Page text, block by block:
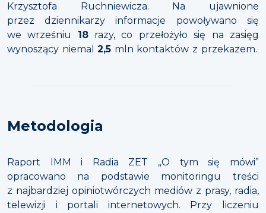
Krzysztofa Ruchniewicza. Na ujawnione
przez dziennikarzy informacje powoływano się
we wrześniu 18razy, co przełożyło się na zasięg
wynoszący niemal2,5 mln kontaktów z przekazem.
Metodologia
Raport IMM i Radia ZET „O tym się mówi”
opracowano na podstawie monitoringu treści
z najbardziej opiniotwórczych mediów z prasy, radia,
telewizji i portali internetowych. Przy liczeniu